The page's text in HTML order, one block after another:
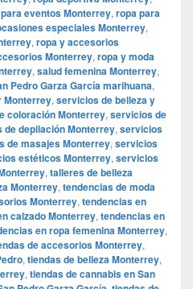
eventos Monterrey, ropa para
especiales Monterrey,
, ropa y accesorios
Monterrey, ropa y moda
, salud femenina Monterrey,
Pedro Garza García marihuana,
Monterrey, servicios de belleza y
coloración Monterrey, servicios de
de depilación Monterrey, servicios
de masajes Monterrey, servicios
estéticos Monterrey, servicios
, talleres de belleza
Monterrey, tendencias de moda
Monterrey, tendencias en
calzado Monterrey, tendencias en
en ropa femenina Monterrey,
de accesorios Monterrey,
, tiendas de belleza Monterrey,
, tiendas de cannabis en San